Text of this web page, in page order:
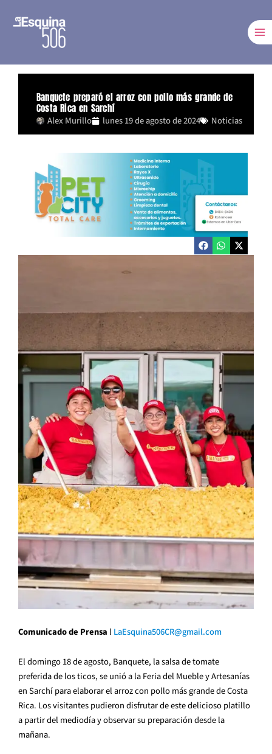
Banquete preparó el arroz con pollo más grande de
Costa Rica en Sarchí
Alex Murillo lunes 19 de agosto de 2024 Noticias
Comunicado de Prensa l LaEsquina506CR@gmail.com
El domingo 18 de agosto, Banquete, la salsa de tomate
preferida de los ticos, se unió a la Feria del Mueble y Artesanías
en Sarchí para elaborar el arroz con pollo más grande de Costa
Rica. Los visitantes pudieron disfrutar de este delicioso platillo
a partir del mediodía y observar su preparación desde la
mañana.